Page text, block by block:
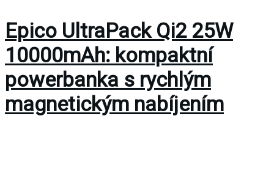
Epico UltraPack Qi2 25W
10000mAh: kompaktní
powerbanka s rychlým
magnetickým nabíjením